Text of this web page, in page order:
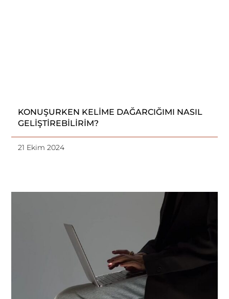
KONUŞURKEN KELİME DAĞARCIĞIMI NASIL
GELİŞTİREBİLİRİM?
21 Ekim 2024